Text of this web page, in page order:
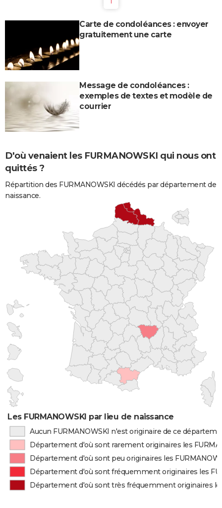
Carte de condoléances : envoyer
gratuitement une carte
Message de condoléances :
exemples de textes et modèle de
courrier
D'où venaient les FURMANOWSKI qui nous ont
quittés ?
Répartition des FURMANOWSKI décédés par département de
naissance.
Les FURMANOWSKI par lieu de naissance
Aucun FURMANOWSKI n'est originaire de ce
Département d'où sont rarement originaires les
Département d'où sont peu originaires les
Département d'où sont fréquemment originaires les
Département d'où sont très fréquemment originaires